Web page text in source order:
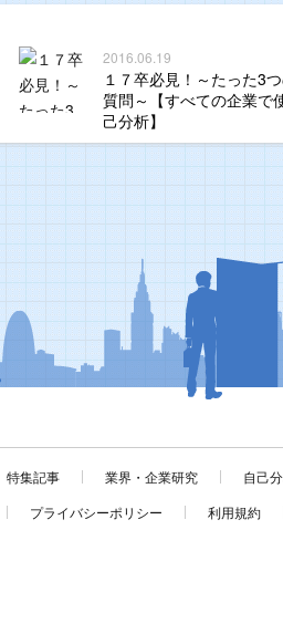
2016.06.19
１７卒必見！～たった3
質問～【すべての企業で
己分析】
特集記事 業界・企業研究 自己
プライバシーポリシー 利用規約